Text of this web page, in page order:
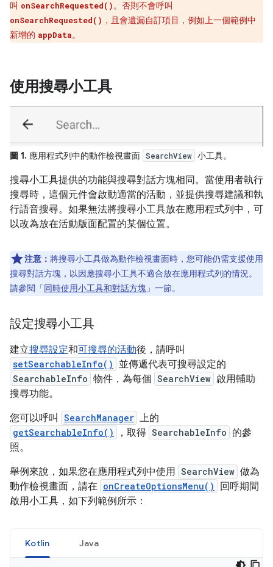
叫 onSearchRequested()。否則不會呼叫
onSearchRequested() ，且會遺漏自訂項目，例如上一個範例中
新增的 appData。
使用搜尋小工具
圖 1. 應用程式列中的動作檢視畫面 SearchView 小工具。
搜尋小工具提供的功能與搜尋對話方塊相同。當使用者執行
搜尋時，這個元件會啟動適當的活動，並提供搜尋建議和執
行語音搜尋。如果無法將搜尋小工具放在應用程式列中，可
以改為放在活動版面配置的某個位置。
注意： 將搜尋小工具做為動作檢視畫面時，您可能仍需支援使用
搜尋對話方塊，以因應搜尋小工具不適合放在應用程式列的情況。
請參閱「同時使用小工具和對話方塊 」一節。
設定搜尋小工具
建立搜尋設定和可搜尋的活動後，請呼叫
setSearchableInfo() 並傳遞代表可搜尋設定的
SearchableInfo 物件，為每個 SearchView 啟用輔助
搜尋功能。
您可以呼叫
SearchManager 上的
getSearchableInfo() ，取得 SearchableInfo 的參
照。
舉例來說，如果您在應用程式列中使用 SearchView 做為
動作檢視畫面，請在 onCreateOptionsMenu()
回呼期間
啟用小工具，如下列範例所示：
Kotlin Java